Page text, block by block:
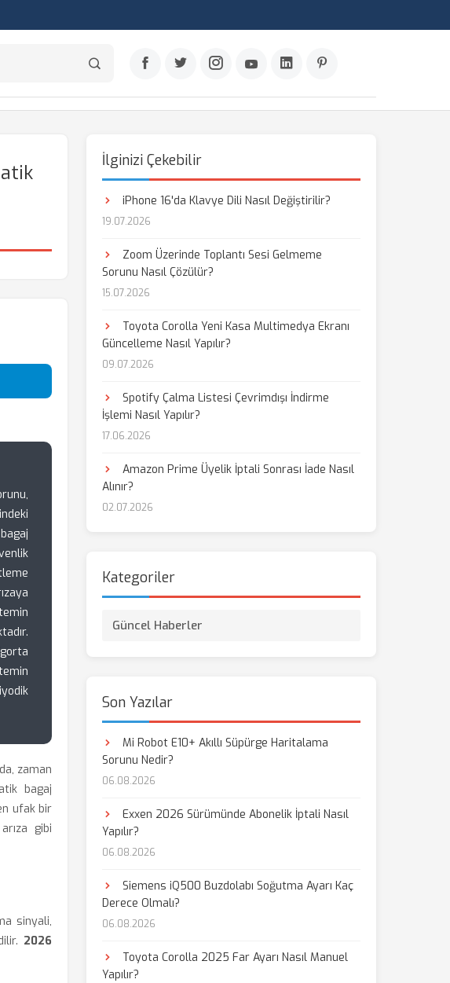
Paylaş
zaman
bagaj
ufak bir
gibi
sinyali,
2026
İlginizi Çekebilir
iPhone 16'da Klavye Dili Nasıl Değiştirilir?
19.07.2026
Zoom Üzerinde Toplantı Sesi Gelmeme
Sorunu Nasıl Çözülür?
15.07.2026
Toyota Corolla Yeni Kasa Multimedya Ekranı
Güncelleme Nasıl Yapılır?
09.07.2026
Spotify Çalma Listesi Çevrimdışı İndirme
İşlemi Nasıl Yapılır?
17.06.2026
Amazon Prime Üyelik İptali Sonrası İade Nasıl
Alınır?
02.07.2026
Kategoriler
Güncel Haberler
Son Yazılar
Mi Robot E10+ Akıllı Süpürge Haritalama
Sorunu Nedir?
06.08.2026
Exxen 2026 Sürümünde Abonelik İptali Nasıl
Yapılır?
06.08.2026
Siemens iQ500 Buzdolabı Soğutma Ayarı Kaç
Derece Olmalı?
06.08.2026
Toyota Corolla 2025 Far Ayarı Nasıl Manuel
Yapılır?